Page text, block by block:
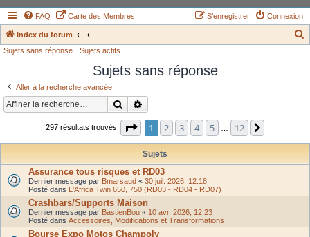
FAQ Carte des Membres Connexion
S’enregistrer
Index du forum
e
Sujets sans réponse Sujets actifs
Sujets sans réponse
Aller à la recherche avancée
Rechercher
297 résultats trouvés Page sur12
1 2 3 4 5 12
Sujets
Assurance tous risques et RD03
Dernier message par Bmarsaud « 30 juil. 2026, 12:18
Posté dans L'Africa Twin 650, 750 (RD03 - RD04 - RD07)
Crashbars/Supports Maison
Dernier message par BastienBou « 10 avr. 2026, 12:23
Posté dans Accessoires, Modifications et Transformations
Bourse Expo Motos Champoly